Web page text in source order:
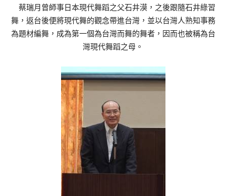
蔡瑞月曾師事日本現代舞蹈之父石井漠，之後跟隨石井綠習
舞，返台後便將現代舞的觀念帶進台灣，並以台灣人熟知事務
為題材編舞，成為第一個為台灣而舞的舞者，因而也被稱為台
灣現代舞蹈之母。